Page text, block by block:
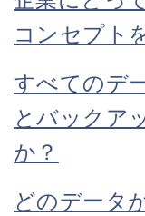
コンセプト
すべてのデ
とバックア
か？
どのデータ